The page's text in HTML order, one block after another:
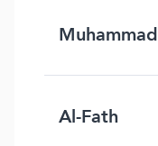
Muhammad
Al-Fath